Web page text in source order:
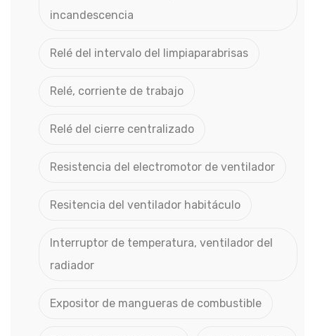
incandescencia
Relé del intervalo del limpiaparabrisas
Relé, corriente de trabajo
Relé del cierre centralizado
Resistencia del electromotor de ventilador
Resitencia del ventilador habitáculo
Interruptor de temperatura, ventilador del
radiador
Expositor de mangueras de combustible